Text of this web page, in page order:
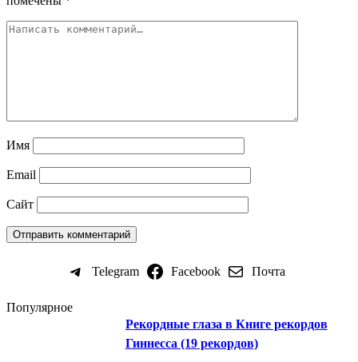
Имя
Email
Сайт
Telegram Facebook Почта
Популярное
Рекордные глаза в Книге рекордов
Гиннесса (19 рекордов)